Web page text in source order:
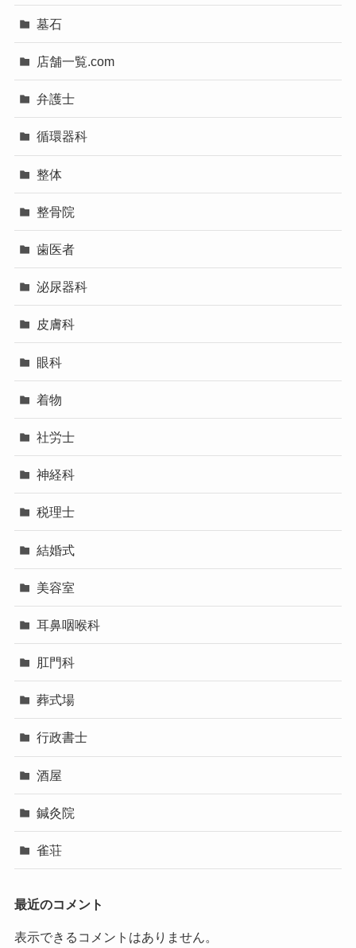
墓石
店舗一覧.com
弁護士
循環器科
整体
整骨院
歯医者
泌尿器科
皮膚科
眼科
着物
社労士
神経科
税理士
結婚式
美容室
耳鼻咽喉科
肛門科
葬式場
行政書士
酒屋
鍼灸院
雀荘
最近のコメント
表示できるコメントはありません。